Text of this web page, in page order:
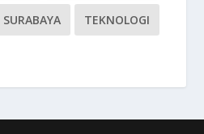
SURABAYA TEKNOLOGI